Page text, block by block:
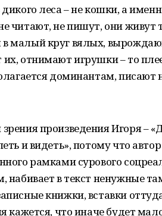
леса – не кошки, а
читают, не пишут, они живут
малый круг вялых,
отнимают игрушки – то
доминантам, писают
произведения Игоря –
и видеть», потому что
рамками сурового
набивает в текст ненужные
книжки, вставки
кажется, что иначе будет